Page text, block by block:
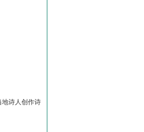
诗人创作诗